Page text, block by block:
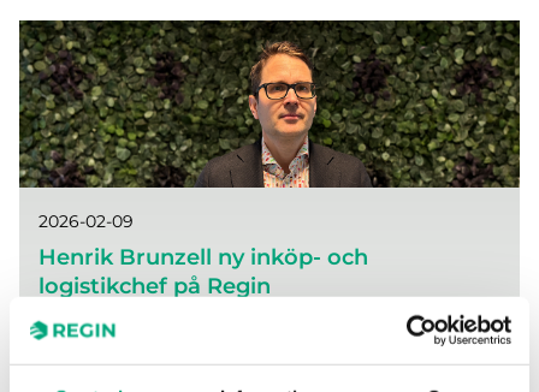
2026-02-09
Henrik Brunzell ny inköp- och
logistikchef på Regin
Henrik Brunzell är Regins nya Inköps- och